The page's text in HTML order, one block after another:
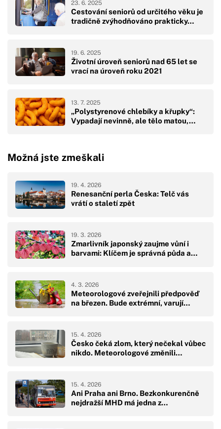
Cestování seniorů od určitého věku je
tradičně zvýhodňováno prakticky…
23. 6. 2025
Životní úroveň seniorů nad 65 let se
vrací na úroveň roku 2021
19. 6. 2025
„Polystyrenové chlebíky a křupky“:
Vypadají nevinně, ale tělo matou,…
13. 7. 2025
Možná jste zmeškali
Renesanční perla Česka: Telč vás
vrátí o staletí zpět
19. 4. 2026
Zmarlivník japonský zaujme vůní i
barvami: Klíčem je správná půda a…
19. 3. 2026
Meteorologové zveřejnili předpověď
na březen. Bude extrémní, varují…
4. 3. 2026
Česko čeká zlom, který nečekal vůbec
nikdo. Meteorologové změnili…
15. 4. 2026
Ani Praha ani Brno. Bezkonkurenčně
nejdražší MHD má jedna z…
15. 4. 2026